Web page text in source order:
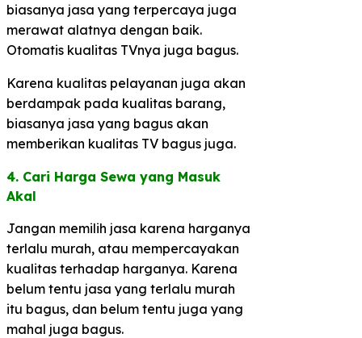
biasanya jasa yang terpercaya juga
merawat alatnya dengan baik.
Otomatis kualitas TVnya juga bagus.
Karena kualitas pelayanan juga akan
berdampak pada kualitas barang,
biasanya jasa yang bagus akan
memberikan kualitas TV bagus juga.
4. Cari Harga Sewa yang Masuk
Akal​
Jangan memilih jasa karena harganya
terlalu murah, atau mempercayakan
kualitas terhadap harganya. Karena
belum tentu jasa yang terlalu murah
itu bagus, dan belum tentu juga yang
mahal juga bagus.